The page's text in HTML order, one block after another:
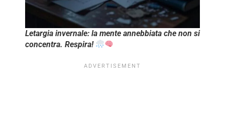
Letargia invernale: la mente annebbiata che non si
concentra. Respira!